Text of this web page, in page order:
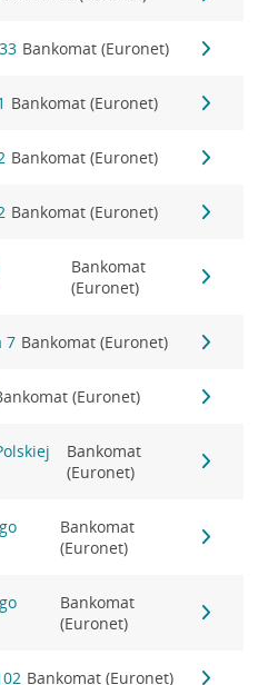
Bankomat (Euronet)
Bankomat (Euronet)
Bankomat (Euronet)
Bankomat (Euronet)
Bankomat
(Euronet)
7 Bankomat (Euronet)
(Euronet)
Bankomat
(Euronet)
Bankomat
(Euronet)
Bankomat
(Euronet)
Bankomat (Euronet)